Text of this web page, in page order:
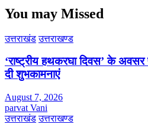
You may Missed
उत्तराखंड उत्तराखण्ड
‘राष्ट्रीय हथकरघा दिवस’ के अवसर
दी शुभकामनाएं
August 7, 2026
parvat Vani
उत्तराखंड उत्तराखण्ड